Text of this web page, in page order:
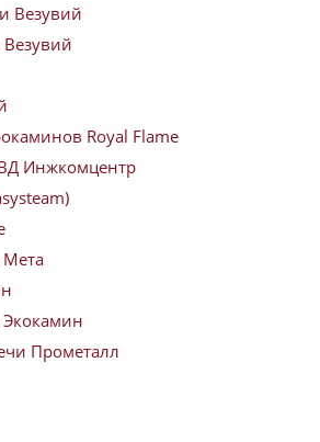
Везувий
Royal Flame
Инжкомцентр
Прометалл